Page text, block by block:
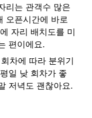
리는 관객수 많은
오픈시간에 바로
자리 배치도를 미
편이에요.
차에 따라 분위기
일 낮 회차가 좋
저녁도 괜찮아요.